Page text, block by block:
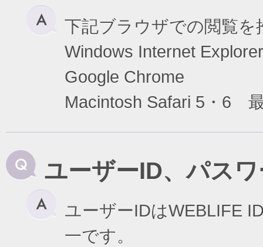
下記ブラウザでの閲覧を
Windows Internet
Google Chrome
Macintosh Safari 5・6
ユーザーID、パス
ユーザーIDはWEBLIFE
一です。